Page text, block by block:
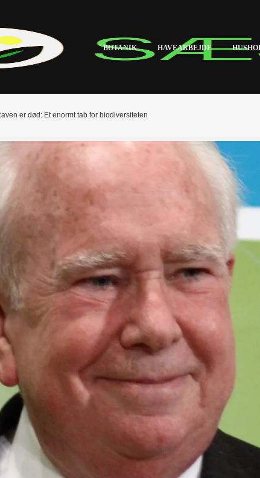
BOTANIK HAVEARBEJDE
er død: Et enormt tab for biodiversiteten